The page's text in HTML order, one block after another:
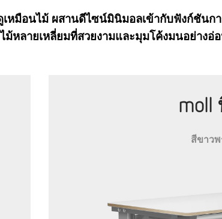
หมือนไม้ ผสานดีไซน์มินิมอลเข้ากับฟังก์ชันก
หลายเหลี่ยมที่สวยงามและมุมโค้งมนอย่างอ่
moll
สีขาว